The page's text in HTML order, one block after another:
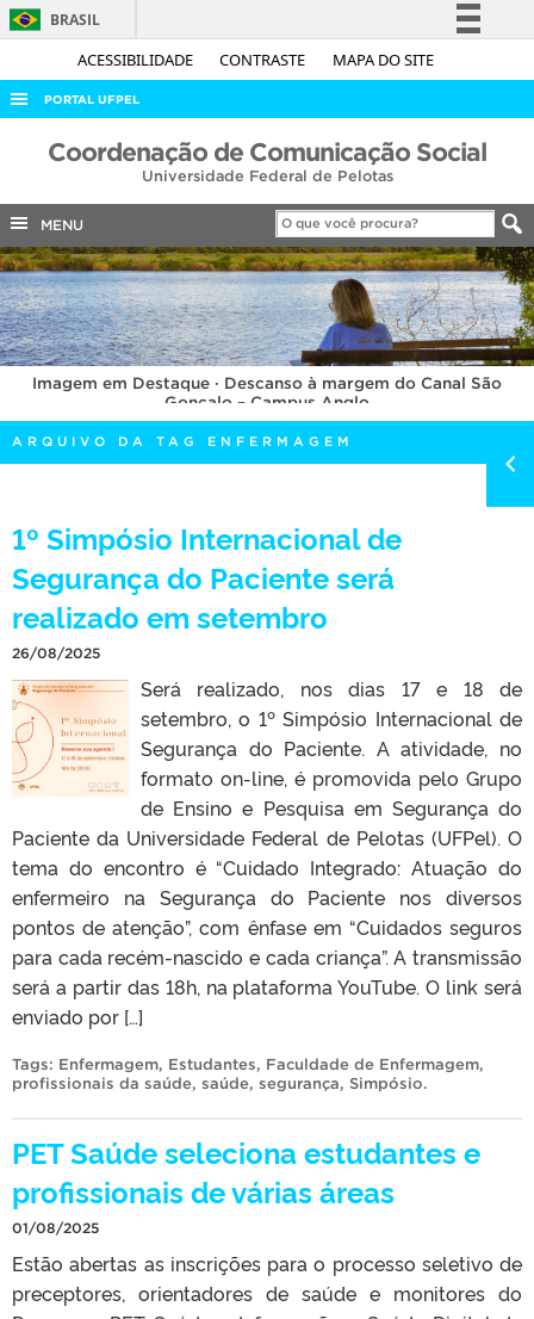
ACESSIBILIDADE CONTRASTE MAPA DO SITE
BRASIL
Simplifique!
Acesso à informação
Legislação
Canais
PORTAL UFPEL
ACESSO À INFORMAÇÃO
COBALTO
CONCURSOS
EDITAIS
INTERNACIONAL
OUVIDORIA
PORTARIAS
TELEFONES
Coordenação de Comunicação Social
Universidade Federal de Pelotas
MENU
Imagem em Destaque · Descanso à margem do Canal São
Gonçalo – Campus Anglo
ARQUIVO DA TAG ENFERMAGEM
1º Simpósio Internacional de
Segurança do Paciente será
realizado em setembro
26/08/2025
Será realizado, nos dias 17 e 18 de
setembro, o 1º Simpósio Internacional de
Segurança do Paciente. A atividade, no
formato on-line, é promovida pelo Grupo
de Ensino e Pesquisa em Segurança do
Paciente da Universidade Federal de Pelotas (UFPel). O
tema do encontro é “Cuidado Integrado: Atuação do
enfermeiro na Segurança do Paciente nos diversos
pontos de atenção”, com ênfase em “Cuidados seguros
para cada recém-nascido e cada criança”. A transmissão
será a partir das 18h, na plataforma YouTube. O link será
enviado por […]
Tags: Enfermagem, Estudantes, Faculdade de Enfermagem,
profissionais da saúde, saúde, segurança, Simpósio.
PET Saúde seleciona estudantes e
profissionais de várias áreas
01/08/2025
Estão abertas as inscrições para o processo seletivo de
preceptores, orientadores de saúde e monitores do